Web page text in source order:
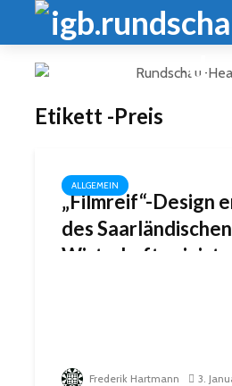
Etikett -Preis
ALLGEMEIN
„Filmreif“-Design
des Saarländischen
Frederik Hartmann 3.